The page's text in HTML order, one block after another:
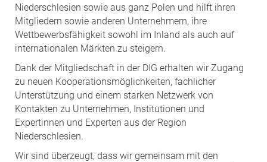
Niederschlesien sowie aus ganz Polen und hilft ihren
Mitgliedern sowie anderen Unternehmern, ihre
Wettbewerbsfähigkeit sowohl im Inland als auch auf
internationalen Märkten zu steigern.
Dank der Mitgliedschaft in der DIG erhalten wir Zugang
zu neuen Kooperationsmöglichkeiten, fachlicher
Unterstützung und einem starken Netzwerk von
Kontakten zu Unternehmen, Institutionen und
Expertinnen und Experten aus der Region
Niederschlesien.
Wir sind überzeugt, dass wir gemeinsam mit den